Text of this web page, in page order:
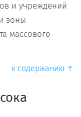
и учреждений
зоны
массового
к содержанию ↑